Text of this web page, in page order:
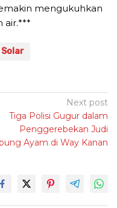
mengukuhkan
air.***
Solar
Next post
Tiga Polisi Gugur dalam
Penggerebekan Judi
Ayam di Way Kanan